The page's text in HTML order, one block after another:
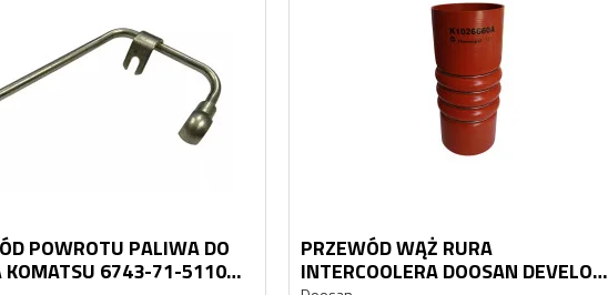
POWROTU PALIWA DO
KOMATSU 6743-71-5110
PRZEWÓD WĄŻ RURA
INTERCOOLERA DOOSAN DEVELON
HYDRAULICZNY
MEGA 400
HYDROAKUMULATOR
AKUMULATOR HYDRAULICZNY
DAEWOO DOOSAN MEGA 300
K1014741, 460-00015, 2460-9055